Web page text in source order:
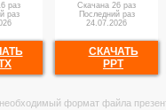
раз
раз
Скачана 26 раз
Последний раз
24.07.2026
СКАЧАТЬ
PPT
формат файла